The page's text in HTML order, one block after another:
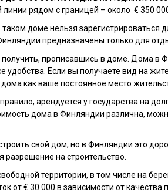
линии рядом с границей – около € 350
доме нельзя зарегистрироваться
предназначены только для
прописавшись в доме. Дома в
удобства. Если вы получаете вид на
как ваше постоянное место
арендуется у государства на
дома в Финляндии различна,
свой дом, но в Финляндии это
разрешение на строительство.
территории, в том числе на
от € 30 000 в зависимости от качества